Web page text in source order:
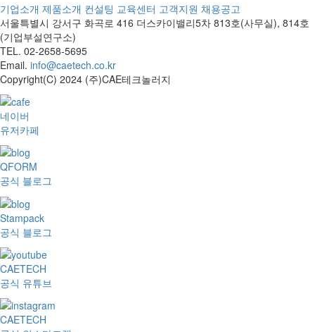
기업소개 제품소개 컨설팅 교육센터 고객지원 채용공고
서울특별시 강서구 화곡로 416 더스카이밸리5차 813호(사무실), 814호
(기업부설연구소)
TEL. 02-2658-5695
Email. info@caetech.co.kr
Copyright(C) 2024 (주)CAE테크놀러지
네이버
유저카페
QFORM
공식 블로그
Stampack
공식 블로그
CAETECH
공식 유튜브
CAETECH